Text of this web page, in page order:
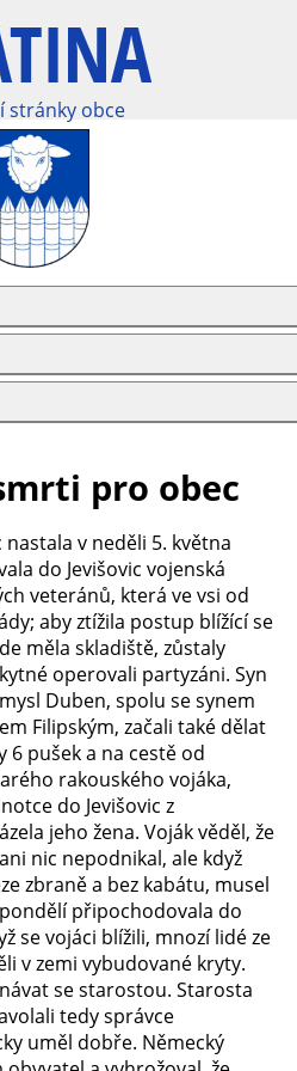
stránky obce
pro obec
v neděli 5. května
do Jevišovic vojenská
veteránů, která ve vsi od
aby ztížila postup blížící se
měla skladiště, zůstaly
operovali partyzáni. Syn
Duben, spolu se synem
Filipským, začali také dělat
6 pušek a na cestě od
rakouského vojáka,
do Jevišovic z
jeho žena. Voják věděl, že
nic nepodnikal, ale když
zbraně a bez kabátu, musel
připochodovala do
se vojáci blížili, mnozí lidé ze
v zemi vybudované kryty.
se starostou. Starosta
tedy správce
uměl dobře. Německý